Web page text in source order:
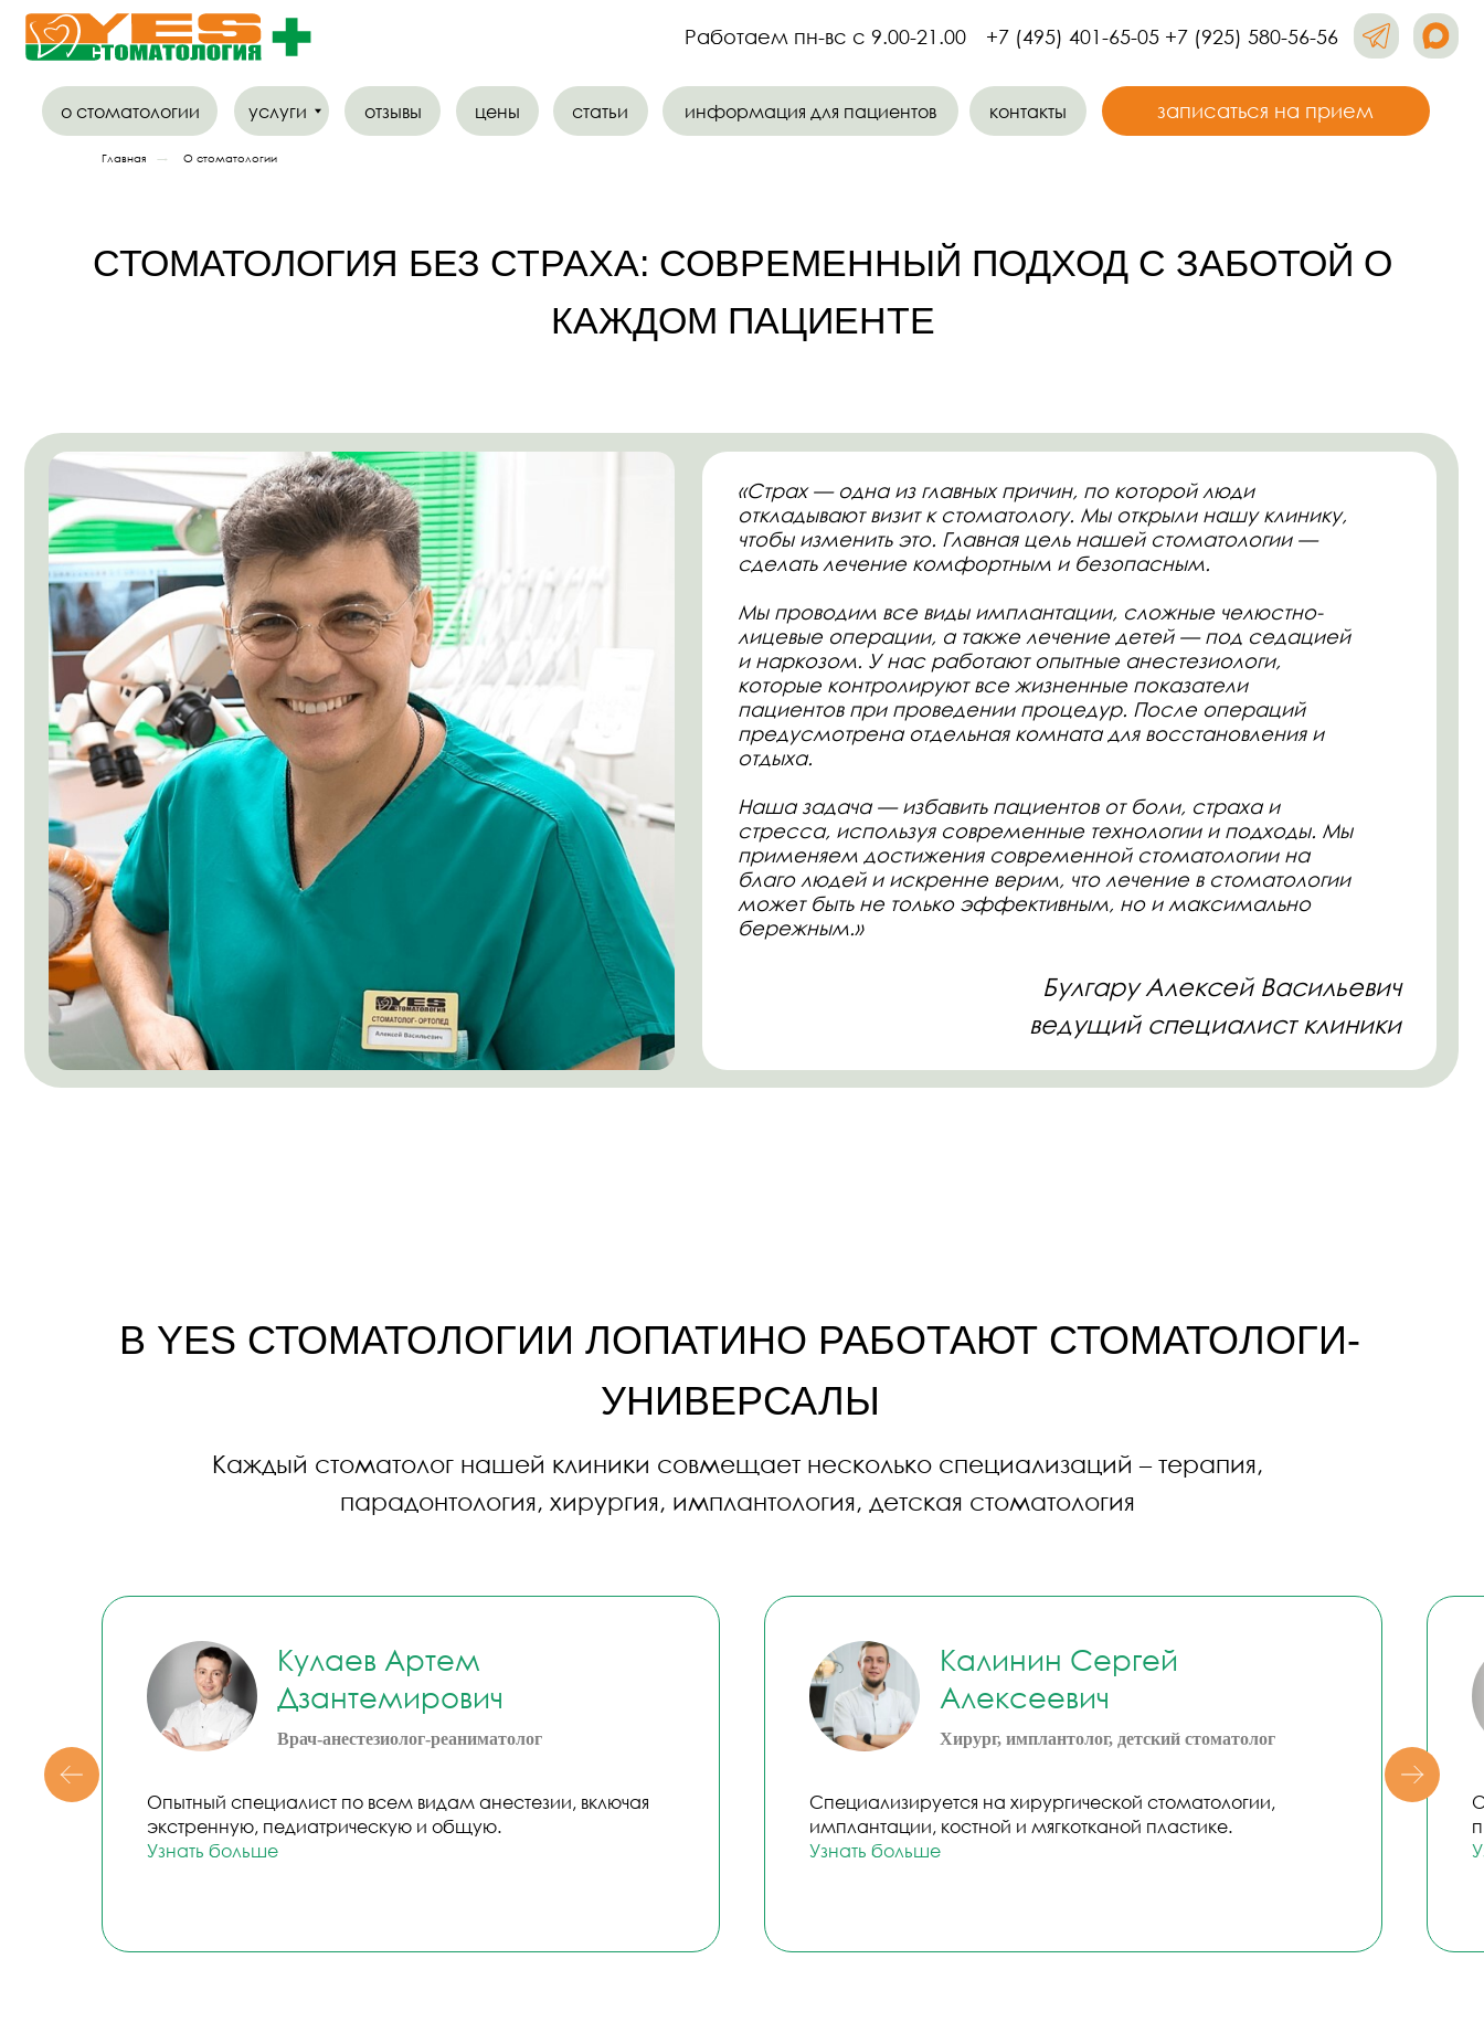
+7 (495) 401-65-05 +7 (925) 580-56-56
Работаем пн-вс с 9.00-21.00
услуги отзывы цены статьи информация для пациентов записаться на прием
контакты
Главная → О стоматологии
СТОМАТОЛОГИЯ БЕЗ СТРАХА: СОВРЕМЕННЫЙ ПОДХОД С ЗАБОТОЙ О
КАЖДОМ ПАЦИЕНТЕ
«Страх — одна из главных причин, по которой люди
откладывают визит к стоматологу. Мы открыли нашу клинику,
чтобы изменить это. Главная цель нашей стоматологии —
сделать лечение комфортным и безопасным.
Мы проводим все виды имплантации, сложные челюстно-
лицевые операции, а также лечение детей — под седацией
которые контролируют все жизненные показатели
пациентов при проведении процедур. После операций
предусмотрена отдельная комната для восстановления и
Наша задача — избавить пациентов от боли, страха и
стресса, используя современные технологии и подходы. Мы
применяем достижения современной стоматологии на
может быть не только эффективным, но и максимально
бережным.»
Булгару Алексей Васильевич
ведущий специалист клиники
парадонтология, хирургия, имплантология, детская стоматология
Кулаев Артем
Дзантемирович
Врач-анестезиолог-реаниматолог
Опытный специалист по всем видам анестезии, включая
экстренную, педиатрическую и общую.
Узнать больше
Калинин Сергей
Алексеевич
Хирург, имплантолог, детский стоматолог
Специализируется на хирургической стоматологии,
имплантации, костной и мягкотканой пластике.
Узнать больше